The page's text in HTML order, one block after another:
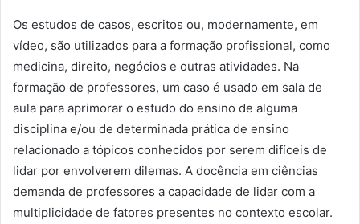
Os estudos de casos, escritos ou, modernamente, em
vídeo, são utilizados para a formação profissional, como
medicina, direito, negócios e outras atividades. Na
formação de professores, um caso é usado em sala de
aula para aprimorar o estudo do ensino de alguma
disciplina e/ou de determinada prática de ensino
relacionado a tópicos conhecidos por serem difíceis de
lidar por envolverem dilemas. A docência em ciências
demanda de professores a capacidade de lidar com a
multiplicidade de fatores presentes no contexto escolar.